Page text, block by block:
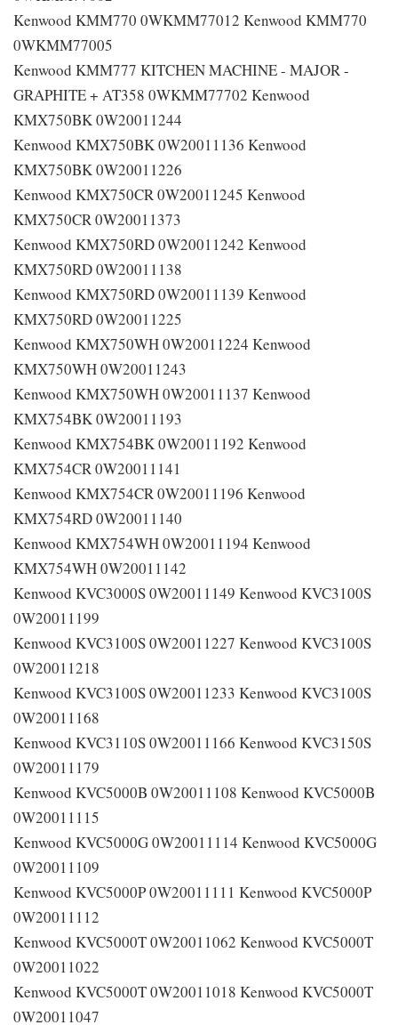
Kenwood KMM770 0WKMM77012 Kenwood KMM770
0WKMM77005
Kenwood KMM777 KITCHEN MACHINE - MAJOR -
GRAPHITE + AT358 0WKMM77702 Kenwood
KMX750BK 0W20011244
Kenwood KMX750BK 0W20011136 Kenwood
KMX750BK 0W20011226
Kenwood KMX750CR 0W20011245 Kenwood
KMX750CR 0W20011373
Kenwood KMX750RD 0W20011242 Kenwood
KMX750RD 0W20011138
Kenwood KMX750RD 0W20011139 Kenwood
KMX750RD 0W20011225
Kenwood KMX750WH 0W20011224 Kenwood
KMX750WH 0W20011243
Kenwood KMX750WH 0W20011137 Kenwood
KMX754BK 0W20011193
Kenwood KMX754BK 0W20011192 Kenwood
KMX754CR 0W20011141
Kenwood KMX754CR 0W20011196 Kenwood
KMX754RD 0W20011140
Kenwood KMX754WH 0W20011194 Kenwood
KMX754WH 0W20011142
Kenwood KVC3000S 0W20011149 Kenwood KVC3100S
0W20011199
Kenwood KVC3100S 0W20011227 Kenwood KVC3100S
0W20011218
Kenwood KVC3100S 0W20011233 Kenwood KVC3100S
0W20011168
Kenwood KVC3110S 0W20011166 Kenwood KVC3150S
0W20011179
Kenwood KVC5000B 0W20011108 Kenwood KVC5000B
0W20011115
Kenwood KVC5000G 0W20011114 Kenwood KVC5000G
0W20011109
Kenwood KVC5000P 0W20011111 Kenwood KVC5000P
0W20011112
Kenwood KVC5000T 0W20011062 Kenwood KVC5000T
0W20011022
Kenwood KVC5000T 0W20011018 Kenwood KVC5000T
0W20011047